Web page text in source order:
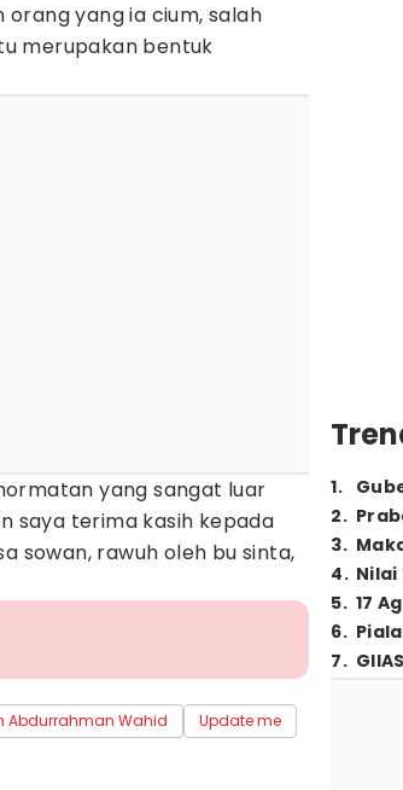
yang ia cium, salah
merupakan bentuk
yang sangat luar
saya terima kasih kepada
sowan, rawuh oleh bu sinta,
Abdurrahman Wahid
Update me
1.
2.
3.
4. Nilai
5. 17
6.
7.